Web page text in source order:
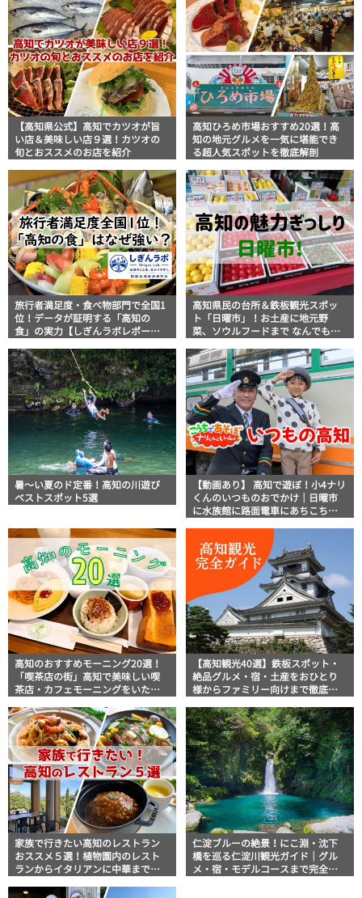
【高知県公式】高知でカツオが旨
い店＆美味しい店９選！カツオの
旬とおススメのお店を紹介
高知ひろめ市場おすすめ20選！高
知の地元グルメを一気に堪能でき
る超人気スポットを徹底解剖
旅行者満足度・食べ物部門で全国1
位！データが証明する「高知の
食」の実力【しぎんラボレポー
高知県民の台所＆鉄板観光スポッ
ト「日曜市」！お土産に地元野
菜、ソウルフードまで なんでもそ
説！
暑～い夏のド定番！高知の川遊び
ベストスポット5選
【動画あり】 高知で遊ぼ！小4ナリ
くんのいつものおでかけ｜日曜市
に水族館に路面電車にあちこち巡
高知のおすすめモーニング20選！
「喫茶店の街」高知で美味しい喫
茶店・カフェモーニングをいただ
【高知観光40選】鉄板スポット・
絶品グルメ・宿・土産をおひとり
様からファミリー向けまで徹底解
家族で行きたい高知のレストラン
おススメ５選！植物園内のレスト
ランからイタリアンに中華まで楽
仁淀ブルーの絶景！にこ淵・沈下
橋を巡る仁淀川観光ガイド｜グル
メ・宿・モデルコースまで完全網